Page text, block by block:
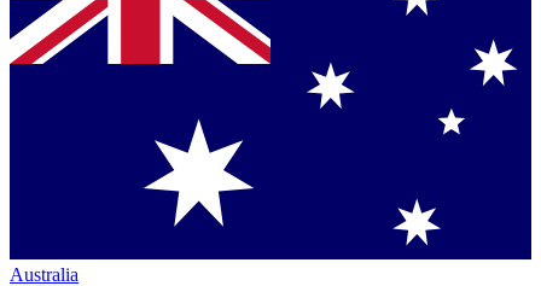
Australia